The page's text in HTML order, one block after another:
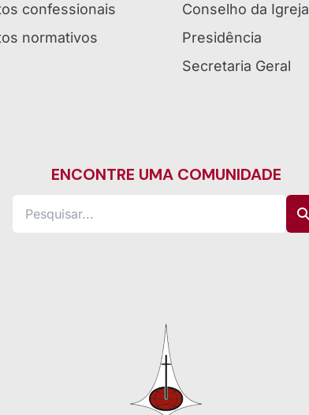
confessionais
normativos
Conselho da Igreja
Presidência
Secretaria Geral
ENCONTRE UMA COMUNIDADE